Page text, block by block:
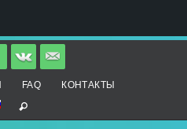
FAQ
КОНТАКТЫ